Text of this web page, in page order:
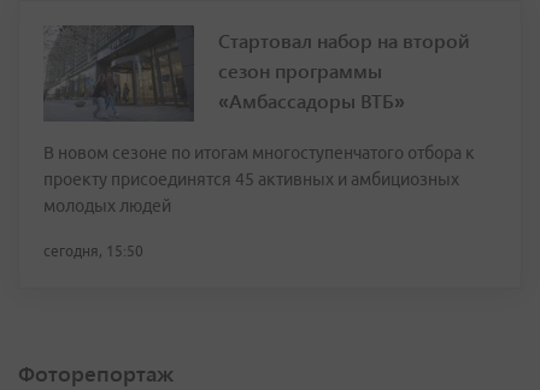
Стартовал набор на второй
сезон программы
«Амбассадоры ВТБ»
В новом сезоне по итогам многоступенчатого отбора к
проекту присоединятся 45 активных и амбициозных
молодых людей
сегодня, 15:50
Фоторепортаж